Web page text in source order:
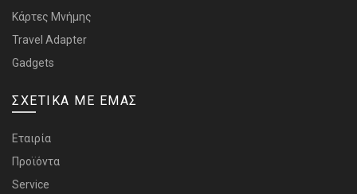
Κάρτες Μνήμης
Travel Adapter
Gadgets
ΣΧΕΤΙΚΑ ΜΕ ΕΜΑΣ
Εταιρία
Προϊόντα
Service